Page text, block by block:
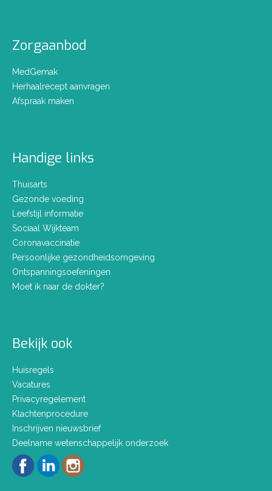
Zorgaanbod
MedGemak
Herhaalrecept aanvragen
Afspraak maken
Handige links
Thuisarts
Gezonde voeding
Leefstijl informatie
Sociaal Wijkteam
Coronavaccinatie
Persoonlijke gezondheidsomgeving
Ontspanningsoefeningen
Moet ik naar de dokter?
Bekijk ook
Huisregels
Vacatures
Privacyregelement
Klachtenprocedure
Inschrijven nieuwsbrief
Deelname wetenschappelijk onderzoek